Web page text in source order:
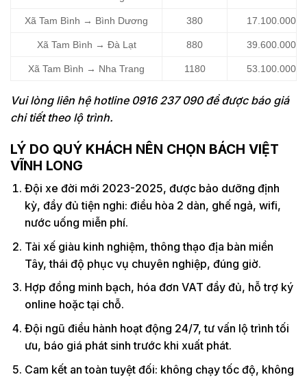
Xã Tam Bình → Bình Dương 380 17.100.000
Xã Tam Bình → Đà Lạt 880 39.600.000
Xã Tam Bình → Nha Trang 1180 53.100.000
Vui lòng liên hệ hotline 0916 237 090 để được báo giá
chi tiết theo lộ trình.
LÝ DO QUÝ KHÁCH NÊN CHỌN BÁCH VIỆT
VĨNH LONG
Đội xe đời mới 2023-2025, được bảo dưỡng định
kỳ, đầy đủ tiện nghi: điều hòa 2 dàn, ghế ngả, wifi,
nước uống miễn phí.
Tài xế giàu kinh nghiệm, thông thạo địa bàn miền
Tây, thái độ phục vụ chuyên nghiệp, đúng giờ.
Hợp đồng minh bạch, hóa đơn VAT đầy đủ, hỗ trợ ký
online hoặc tại chỗ.
Đội ngũ điều hành hoạt động 24/7, tư vấn lộ trình tối
ưu, báo giá phát sinh trước khi xuất phát.
Cam kết an toàn tuyệt đối: không chạy tốc độ, không